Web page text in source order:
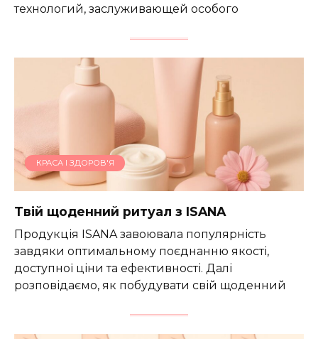
технологий, заслуживающей особого
КРАСА І ЗДОРОВ'Я
Твій щоденний ритуал з ISANA
Продукція ISANA завоювала популярність
завдяки оптимальному поєднанню якості,
доступної ціни та ефективності. Далі
розповідаємо, як побудувати свій щоденний